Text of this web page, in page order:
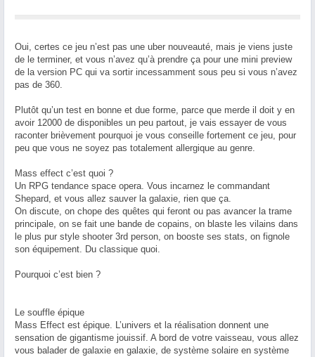
Oui, certes ce jeu n’est pas une uber nouveauté, mais je viens juste
de le terminer, et vous n’avez qu’à prendre ça pour une mini preview
de la version PC qui va sortir incessamment sous peu si vous n’avez
pas de 360.
Plutôt qu’un test en bonne et due forme, parce que merde il doit y en
avoir 12000 de disponibles un peu partout, je vais essayer de vous
raconter brièvement pourquoi je vous conseille fortement ce jeu, pour
peu que vous ne soyez pas totalement allergique au genre.
Mass effect c’est quoi ?
Un RPG tendance space opera. Vous incarnez le commandant
Shepard, et vous allez sauver la galaxie, rien que ça.
On discute, on chope des quêtes qui feront ou pas avancer la trame
principale, on se fait une bande de copains, on blaste les vilains dans
le plus pur style shooter 3rd person, on booste ses stats, on fignole
son équipement. Du classique quoi.
Pourquoi c’est bien ?
Le souffle épique
Mass Effect est épique. L’univers et la réalisation donnent une
sensation de gigantisme jouissif. A bord de votre vaisseau, vous allez
vous balader de galaxie en galaxie, de système solaire en système